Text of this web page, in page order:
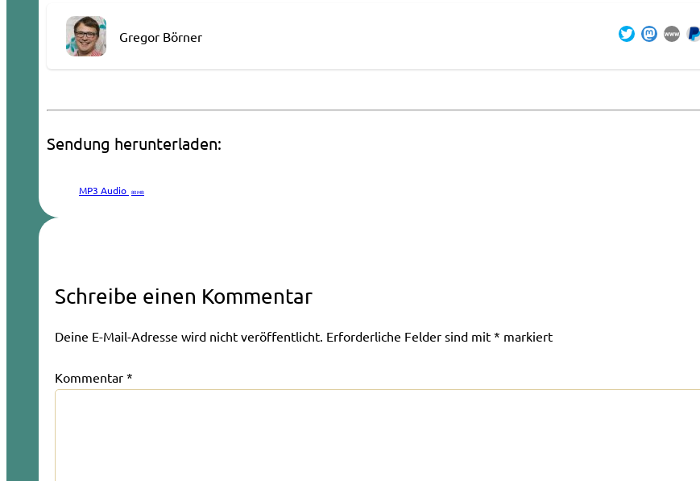
Gregor Börner
Sendung herunterladen:
MP3 Audio 80 MB
Schreibe einen Kommentar
Deine E-Mail-Adresse wird nicht veröffentlicht. Erforderliche Felder sind mit * markiert
Kommentar *